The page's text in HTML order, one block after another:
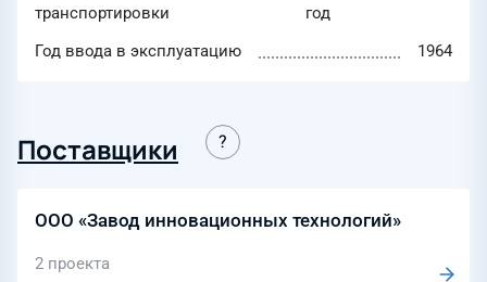
транспортировки
год
Год ввода в эксплуатацию
1964
Поставщики
ООО «Завод инновационных технологий»
2 проекта